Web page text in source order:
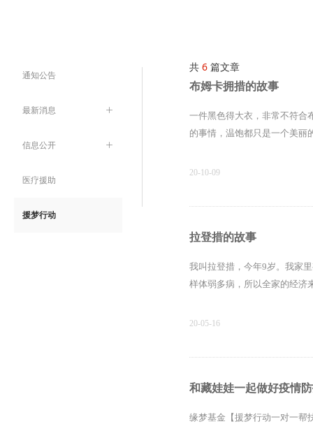
共 6 篇文章
布姆卡拥措的故事
一件黑色得大衣，非常不符合
的事情，温饱都只是一个美丽
20-10-09
拉登措的故事
我叫拉登措，今年9岁。我家
样体弱多病，所以全家的经济
20-05-16
和藏娃娃一起做好疫情
缘梦基金【援梦行动一对一帮
通知公告
ꄶ
最新消息
ꄶ
信息公开
医疗援助
援梦行动